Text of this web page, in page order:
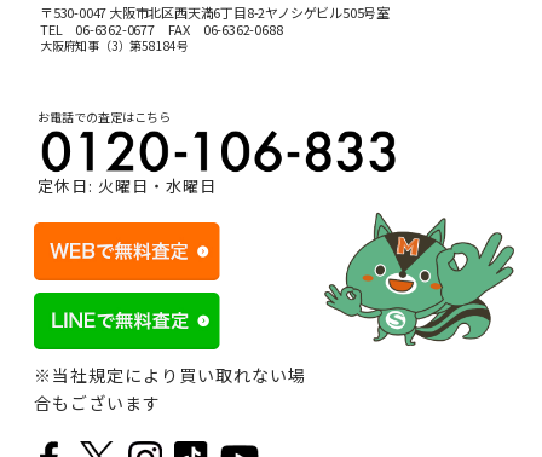
〒530-0047 大阪市北区西天満6丁目8-2ヤノシゲビル505号室
TEL 06-6362-0677FAX 06-6362-0688
大阪府知事（3）第58184号
お電話での査定はこちら
定休日: 火曜日・水曜日
※当社規定により買い取れない場
合もございます